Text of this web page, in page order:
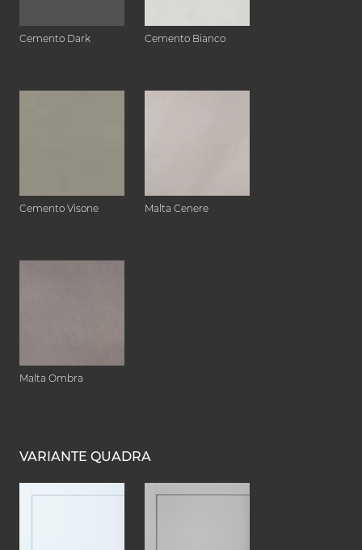
Cemento Dark Cemento Bianco
Cemento Visone Malta Cenere
Malta Ombra
VARIANTE QUADRA